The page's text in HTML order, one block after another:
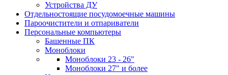
Устройства ДУ
Отдельностоящие посудомоечные машины
Пароочистители и отпариватели
Персональные компьютеры
Башенные ПК
Моноблоки
Моноблоки 23 - 26"
Моноблоки 27" и более